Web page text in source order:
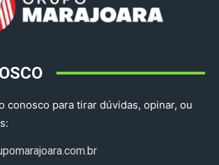
conosco para tirar dúvidas, opinar, ou